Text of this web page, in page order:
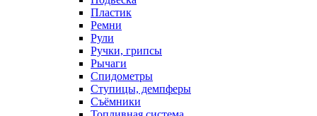
Пластик
Ремни
Рули
Ручки, грипсы
Рычаги
Спидометры
Ступицы, демпферы
Съёмники